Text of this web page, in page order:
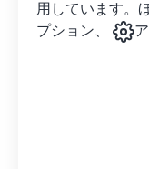
用しています。
プション、